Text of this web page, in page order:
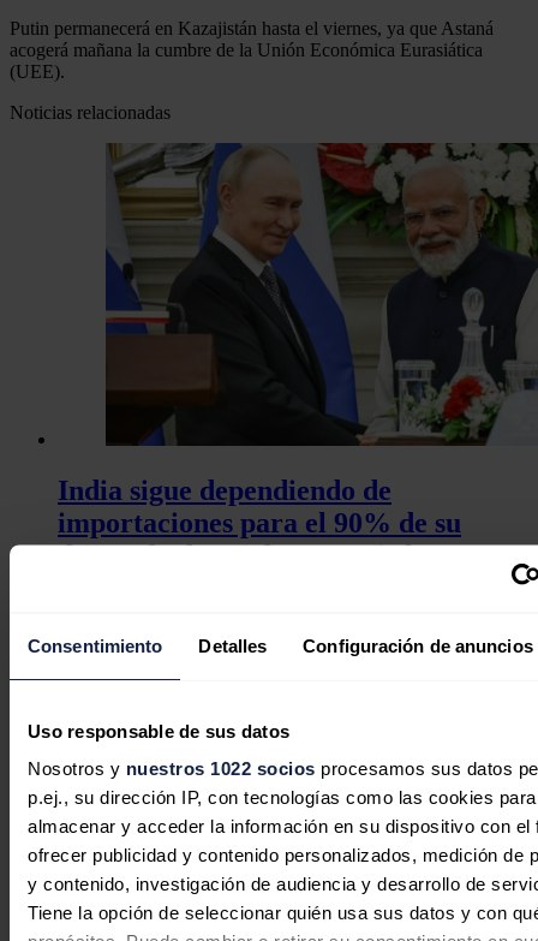
Consentimiento Detalles Configuración de anuncios
Uso responsable de sus datos
Nosotros y nuestros 1022 socios procesamos sus datos
p.ej., su dirección IP, con tecnologías como las cookies para
almacenar y acceder la información en su dispositivo con el
ofrecer publicidad y contenido personalizados, medición de
y contenido, investigación de audiencia y desarrollo de
Tiene la opción de seleccionar quién usa sus datos y con
Putin permanecerá en Kazajistán hasta el viernes, ya que Astaná
acogerá mañana la cumbre de la Unión Económica Eurasiática
(UEE).
Noticias relacionadas
India sigue dependiendo de
importaciones para el 90% de su
demanda de crudo, según informe
Jaime Santisteban07/08/2026